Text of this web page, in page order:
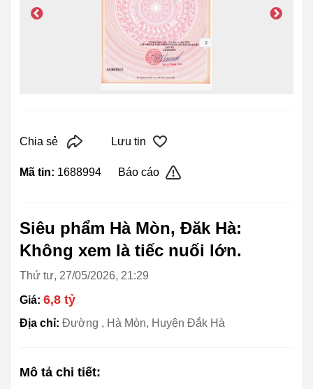
Chia sẻ Lưu tin
Mã tin: 1688994 Báo cáo
Siêu phẩm Hà Mòn, Đăk Hà:
Không xem là tiếc nuối lớn.
Thứ tư, 27/05/2026, 21:29
Giá: 6,8 tỷ
Địa chỉ: Đường , Hà Mòn, Huyện Đắk Hà
Mô tả chi tiết: